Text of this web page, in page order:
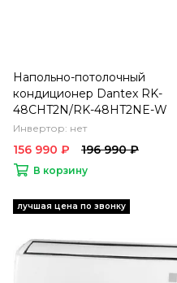
Напольно-потолочный
кондиционер Dantex RK-
48CHT2N/RK-48HT2NE-W
Инвертор: нет
156 990 ₽ 196 990 ₽
В корзину